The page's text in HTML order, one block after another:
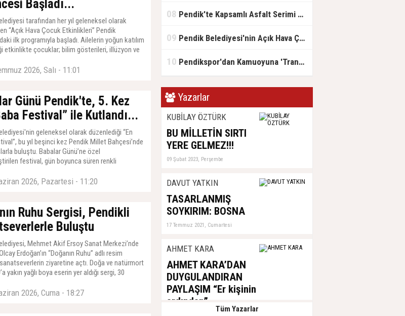
Başladı...
tarafından her yıl geleneksel olarak
“Açık Hava Çocuk Etkinlikleri” Pendik
ilk programıyla başladı. Ailelerin yoğun katılım
etkinlikte çocuklar; bilim gösterileri, illüzyon ve
geçirdi. Bir ay boyunca devam edecek
2026, Salı - 11:01
Günü Pendik'te, 5. Kez
Festival” ile Kutlandı...
geleneksel olarak düzenlediği “En
bu yıl beşinci kez Pendik Millet Bahçesi’nde
buluştu. Babalar Günü’ne özel
festival, gün boyunca süren renkli
gösterdiği organizasyonda spor, eğlence ve
2026, Pazartesi - 11:20
Ruhu Sergisi, Pendikli
Buluştu
Mehmet Akif Ersoy Sanat Merkezi’nde
Erdoğan’ın “Doğanın Ruhu” adlı resim
ziyaretine açtı. Doğa ve natürmort
yakın yağlı boya eserin yer aldığı sergi, 30
2026, Cuma - 18:27
08 Pendik'te Kapsamlı Asfalt Serimi Başladı...
09 Pendik Belediyesi'nin Açık Hava Çocuk Etkinlikleri Yoğun İlgi Gördü...
10 Pendikspor'dan Kamuoyuna 'Transfer Yasağı' İle İlgili Basın Açıklaması...
Yazarlar
KUBİLAY ÖZTÜRK
BU MİLLETİN SIRTI
YERE GELMEZ!!!
09 Şubat 2023, Perşembe
DAVUT YATKIN
TASARLANMIŞ
SOYKIRIM: BOSNA
17 Temmuz 2021, Cumartesi
AHMET KARA
AHMET KARA’DAN
DUYGULANDIRAN
PAYLAŞIM “Er kişinin
ardından”
Tüm Yazarlar